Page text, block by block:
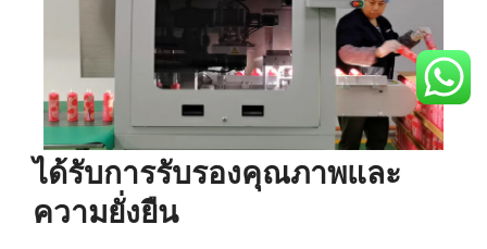
ได้รับการรับรองคุณภาพและ
ความยั่งยืน